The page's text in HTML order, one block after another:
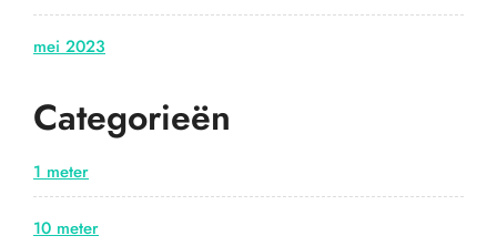
mei 2023
Categorieën
1 meter
10 meter